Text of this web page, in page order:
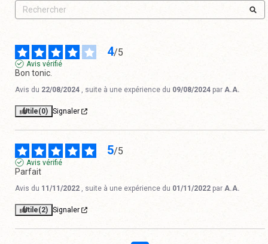
4/5
Avis vérifié
Bon tonic.
Avis du 22/08/2024 , suite à une expérience du 09/08/2024 par A.A.
Utile(0) Signaler
5/5
Avis vérifié
Parfait
Avis du 11/11/2022 , suite à une expérience du 01/11/2022 par A.A.
Utile(2) Signaler